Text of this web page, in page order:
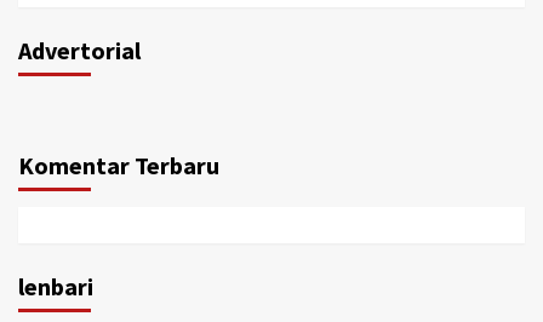
Advertorial
Komentar Terbaru
lenbari